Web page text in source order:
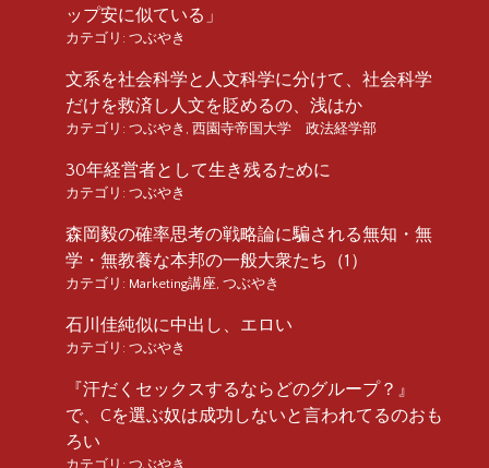
ップ安に似ている」
カテゴリ: つぶやき
文系を社会科学と人文科学に分けて、社会科学
だけを救済し人文を貶めるの、浅はか
カテゴリ: つぶやき 西園寺帝国大学 政法経学部
30年経営者として生き残るために
カテゴリ: つぶやき
森岡毅の確率思考の戦略論に騙される無知・無
学・無教養な本邦の一般大衆たち（1）
カテゴリ: Marketing講座 つぶやき
石川佳純似に中出し、エロい
カテゴリ: つぶやき
『汗だくセックスするならどのグループ？』
で、Cを選ぶ奴は成功しないと言われてるのおも
ろい
カテゴリ: つぶやき